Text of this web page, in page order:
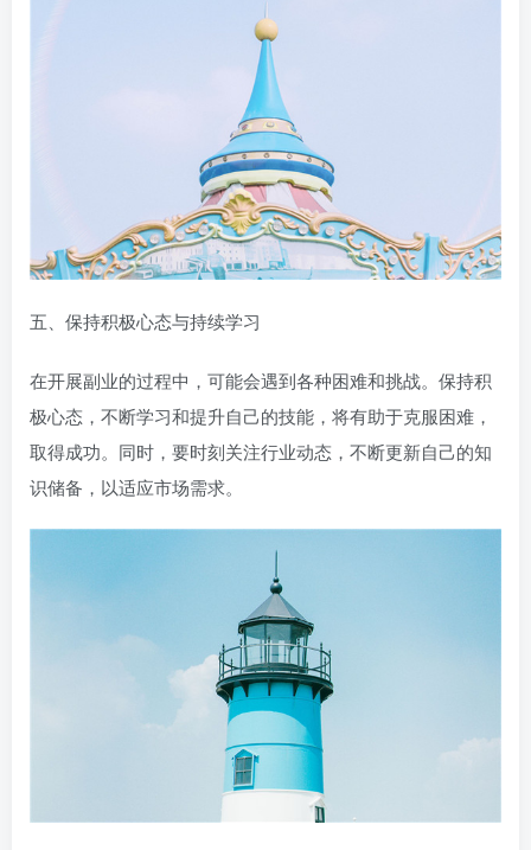
五、保持积极心态与持续学习
在开展副业的过程中，可能会遇到各种困难和挑战。保持积
极心态，不断学习和提升自己的技能，将有助于克服困难，
取得成功。同时，要时刻关注行业动态，不断更新自己的知
识储备，以适应市场需求。